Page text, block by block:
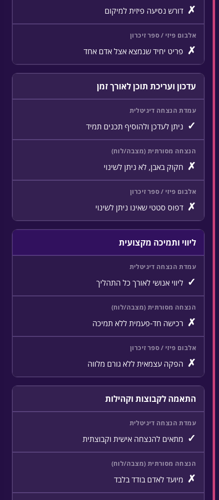
✗ דורש נסיעה פיזית למיקום
✗ פריט יחיד שנמצא אצל אדם אחד
עדכון ועריכת תוכן לאורך זמן
✓ ניתן לעדכן ולהוסיף תכנים תמיד
✗ חקוק באבן, לא ניתן לשינוי
✗ דפוס סטטי שאינו ניתן לשינוי
ליווי ותמיכה מקצועית
✓ ליווי אנושי לאורך כל התהליך
✗ רכישה חד-פעמית ללא תמיכה
✗ הפקה עצמאית ללא גורם מלווה
התאמה לקבוצות וקהילות
✓ מתאים להנצחה אישית וקבוצתית
✗ מיועד לאדם בודד בלבד